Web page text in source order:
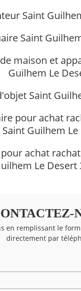
Saint
Saint
maison et
Guilhem Le
Saint
pour achat
Guilhem
achat
Le Desert
en remplissant le
directement par